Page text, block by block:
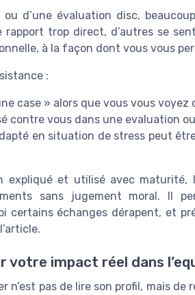
d’une évaluation disc,
trop direct, d’autres se
à la façon dont vous vous
:
case » alors que vous vous voyez
contre vous dans une evaluation
en situation de stress peut
expliqué et utilisé avec
sans jugement moral. Il
certains échanges dérapent, et
votre impact réel dans
n’est pas de lire son profil, mais de